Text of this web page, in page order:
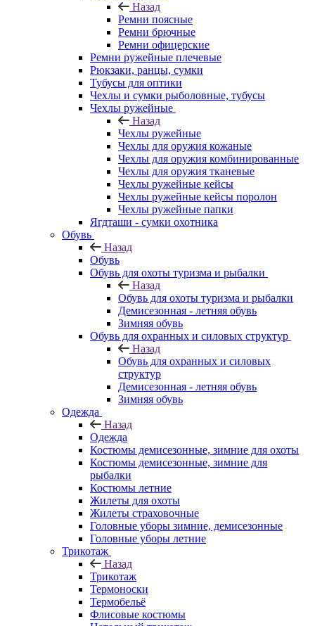
Назад
Ремни поясные
Ремни брючные
Ремни офицерские
Ремни ружейные плечевые
Рюкзаки, ранцы, сумки
Тубусы для оптики
Чехлы и сумки рыболовные, тубусы
Чехлы ружейные
Назад
Чехлы ружейные
Чехлы для оружия кожаные
Чехлы для оружия комбинированные
Чехлы для оружия тканевые
Чехлы ружейные кейсы
Чехлы ружейные кейсы поролон
Чехлы ружейные папки
Ягдташи - сумки охотника
Обувь
Назад
Обувь
Обувь для охоты туризма и рыбалки
Назад
Обувь для охоты туризма и рыбалки
Демисезонная - летняя обувь
Зимняя обувь
Обувь для охранных и силовых структур
Назад
Обувь для охранных и силовых
структур
Демисезонная - летняя обувь
Зимняя обувь
Одежда
Назад
Одежда
Костюмы демисезонные, зимние для охоты
Костюмы демисезонные, зимние для
рыбалки
Костюмы летние
Жилеты для охоты
Жилеты страховочные
Головные уборы зимние, демисезонные
Головные уборы летние
Трикотаж
Назад
Трикотаж
Термоноски
Термобельё
Флисовые костюмы